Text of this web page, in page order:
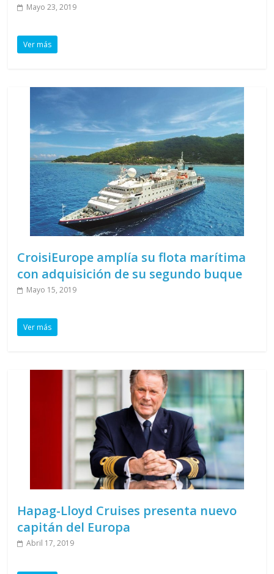
Mayo 23, 2019
Ver más
CroisiEurope amplía su flota marítima
con adquisición de su segundo buque
Mayo 15, 2019
Ver más
Hapag-Lloyd Cruises presenta nuevo
capitán del Europa
Abril 17, 2019